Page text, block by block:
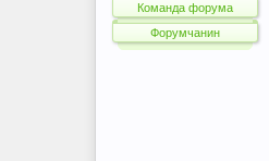
Команда форума
Форумчанин